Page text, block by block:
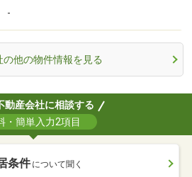
-
の他の物件情報を見る
動産会社に相談する
・簡単入力2項目
条件 について聞く